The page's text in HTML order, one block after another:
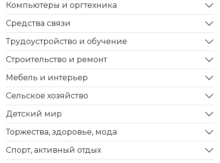
Компьютеры и оргтехника
Средства связи
Трудоустройство и обучение
Строительство и ремонт
Мебель и интерьер
Сельское хозяйство
Детский мир
Торжества, здоровье, мода
Спорт, активный отдых